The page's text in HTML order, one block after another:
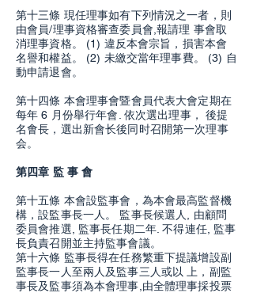
第十三條 現任理事如有下列情況之一者，則
由會員/理事資格審查委員會,報請理 事會取
消理事資格。 (1) 違反本會宗旨，損害本會
名譽和權益。 (2) 未繳交當年理事費。 (3) 自
動申請退會。
第十四條 本會理事會暨會員代表大會定期在
每年 6 月份舉行年會. 依次選出理事， 後提
名㑹長，選出新會长後同时召開第一次理事
会。
第四章 監 事 會
第十五條 本會設監事會，為本會最高監督機
構，設監事長一人。 監事長候選人, 由顧問
委員會推選, 監事長任期二年. 不得連任, 監事
長負責召開並主持監事會議。
第十六條 監事長得在任務繁重下提議增設副
監事長一人至兩人及監事三人或以 上，副監
事長及監事須為本會理事,由全體理事採投票